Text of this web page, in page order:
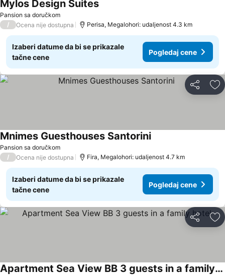
Pansion sa doručkom
Mylos Design Suites
/ Ocena nije dostupna Perisa, Megalohori: udaljenost 4.3 km
Izaberi datume da bi se prikazale
tačne cene
Pogledaj cene
Deli
Pansion sa doručkom
Mnimes Guesthouses Santorini
/ Ocena nije dostupna Fira, Megalohori: udaljenost 4.7 km
Izaberi datume da bi se prikazale
tačne cene
Pogledaj cene
Deli
Apartment Sea View BB 3 guests in a family hotel